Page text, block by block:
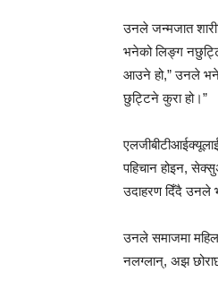
उनले जन्मजात
भनेको लिङ्ग
आउने हो,” उनले भने,
छुट्टिने कुरा हो।”
पहिचान होइन,
उदाहरण दिँदै उनले
उनले समाजमा
नलग्लान्, अझ